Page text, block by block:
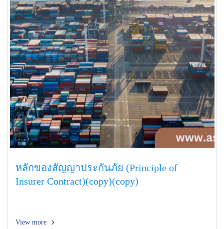
หลักของสัญญาประกันภัย (Principle of
Insurer Contract)(copy)(copy)
View more